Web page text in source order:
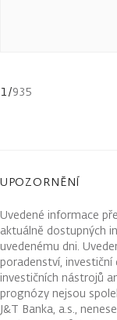
1/935
UPOZORNĚNÍ
Uvedené informace
aktuálně dostupných
uvedenému dni.
poradenství, investiční
investičních nástrojů
prognózy nejsou
J&T Banka, a.s.,